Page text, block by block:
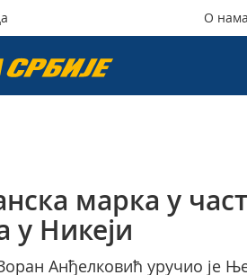
О нама
марка у
у Никеји
Анђелковић уручио је